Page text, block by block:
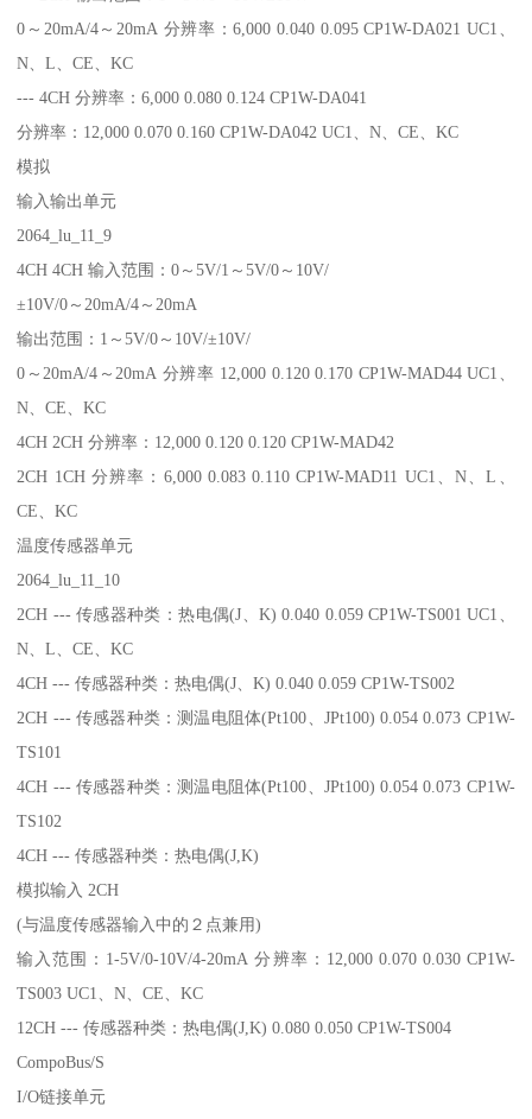
0～20mA/4～20mA 分辨率：6,000 0.040 0.095 CP1W-DA021 UC1、
N、L、CE、KC
--- 4CH 分辨率：6,000 0.080 0.124 CP1W-DA041
分辨率：12,000 0.070 0.160 CP1W-DA042 UC1、N、CE、KC
模拟
输入输出单元
2064_lu_11_9
4CH 4CH 输入范围：0～5V/1～5V/0～10V/
±10V/0～20mA/4～20mA
输出范围：1～5V/0～10V/±10V/
0～20mA/4～20mA 分辨率 12,000 0.120 0.170 CP1W-MAD44 UC1、
N、CE、KC
4CH 2CH 分辨率：12,000 0.120 0.120 CP1W-MAD42
2CH 1CH 分辨率：6,000 0.083 0.110 CP1W-MAD11 UC1、N、L、
CE、KC
温度传感器单元
2064_lu_11_10
2CH --- 传感器种类：热电偶(J、K) 0.040 0.059 CP1W-TS001 UC1、
N、L、CE、KC
4CH --- 传感器种类：热电偶(J、K) 0.040 0.059 CP1W-TS002
2CH --- 传感器种类：测温电阻体(Pt100、JPt100) 0.054 0.073 CP1W-
TS101
4CH --- 传感器种类：测温电阻体(Pt100、JPt100) 0.054 0.073 CP1W-
TS102
4CH --- 传感器种类：热电偶(J,K)
模拟输入 2CH
(与温度传感器输入中的２点兼用)
输入范围：1-5V/0-10V/4-20mA 分辨率：12,000 0.070 0.030 CP1W-
TS003 UC1、N、CE、KC
12CH --- 传感器种类：热电偶(J,K) 0.080 0.050 CP1W-TS004
CompoBus/S
I/O链接单元